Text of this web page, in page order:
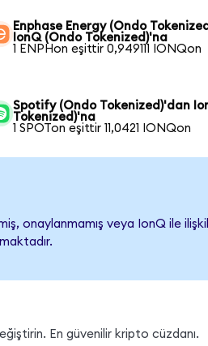
Enphase Energy (Ondo
IonQ (Ondo Tokenized)'na
1 ENPHon eşittir 0,949111 IONQon
Spotify (Ondo Tokenized)'dan
Tokenized)'na
1 SPOTon eşittir 11,0421 IONQon
onaylanmamış veya IonQ ile
En güvenilir kripto cüzdanı.